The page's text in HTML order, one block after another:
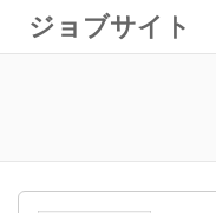
ジョブサイト